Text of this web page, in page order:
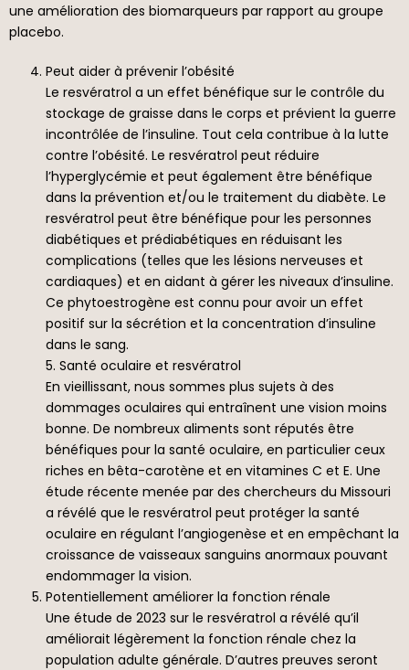
une amélioration des biomarqueurs par rapport au groupe
placebo.
Peut aider à prévenir l’obésité
Le resvératrol a un effet bénéfique sur le contrôle du
stockage de graisse dans le corps et prévient la guerre
incontrôlée de l’insuline. Tout cela contribue à la lutte
contre l’obésité. Le resvératrol peut réduire
l’hyperglycémie et peut également être bénéfique
dans la prévention et/ou le traitement du diabète. Le
resvératrol peut être bénéfique pour les personnes
diabétiques et prédiabétiques en réduisant les
complications (telles que les lésions nerveuses et
cardiaques) et en aidant à gérer les niveaux d’insuline.
Ce phytoestrogène est connu pour avoir un effet
positif sur la sécrétion et la concentration d’insuline
dans le sang.
5. Santé oculaire et resvératrol
En vieillissant, nous sommes plus sujets à des
dommages oculaires qui entraînent une vision moins
bonne. De nombreux aliments sont réputés être
bénéfiques pour la santé oculaire, en particulier ceux
riches en bêta-carotène et en vitamines C et E. Une
étude récente menée par des chercheurs du Missouri
a révélé que le resvératrol peut protéger la santé
oculaire en régulant l’angiogenèse et en empêchant la
croissance de vaisseaux sanguins anormaux pouvant
endommager la vision.
Potentiellement améliorer la fonction rénale
Une étude de 2023 sur le resvératrol a révélé qu’il
améliorait légèrement la fonction rénale chez la
population adulte générale. D’autres preuves seront